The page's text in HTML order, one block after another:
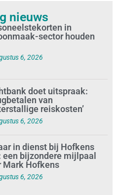
nieuws
in
sector houden
6, 2026
doet uitspraak:
van
reiskosten’
6, 2026
in dienst bij Hofkens
een bijzondere mijlpaal
Mark Hofkens
6, 2026